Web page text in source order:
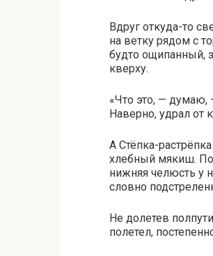
Вдруг откуда-то
на ветку рядом с
будто ощипанный,
кверху.
«Что это, — думаю,
Наверно, удрал от
А Стёпка-
хлебный мякиш.
нижняя челюсть у
словно
Не долетев
полетел,